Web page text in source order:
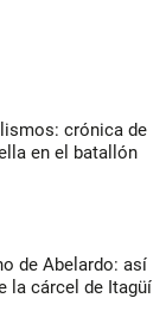
crónica de
en el batallón
de Abelardo: así
la cárcel de Itagüí